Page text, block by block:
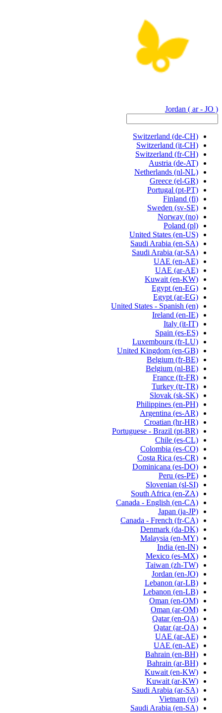
Jordan ( ar - JO )
Switzerland (de-CH)
Switzerland (it-CH)
Switzerland (fr-CH)
Austria (de-AT)
Netherlands (nl-NL)
Greece (el-GR)
Portugal (pt-PT)
Finland (fi)
Sweden (sv-SE)
Norway (no)
Poland (pl)
United States (en-US)
Saudi Arabia (en-SA)
Saudi Arabia (ar-SA)
UAE (en-AE)
UAE (ar-AE)
Kuwait (en-KW)
Egypt (en-EG)
Egypt (ar-EG)
United States - Spanish (en)
Ireland (en-IE)
Italy (it-IT)
Spain (es-ES)
Luxembourg (fr-LU)
United Kingdom (en-GB)
Belgium (fr-BE)
Belgium (nl-BE)
France (fr-FR)
Turkey (tr-TR)
Slovak (sk-SK)
Philippines (en-PH)
Argentina (es-AR)
Croatian (hr-HR)
Portuguese - Brazil (pt-BR)
Chile (es-CL)
Colombia (es-CO)
Costa Rica (es-CR)
Dominicana (es-DO)
Peru (es-PE)
Slovenian (sl-SI)
South Africa (en-ZA)
Canada - English (en-CA)
Japan (ja-JP)
Canada - French (fr-CA)
Denmark (da-DK)
Malaysia (en-MY)
India (en-IN)
Mexico (es-MX)
Taiwan (zh-TW)
Jordan (en-JO)
Lebanon (ar-LB)
Lebanon (en-LB)
Oman (en-OM)
Oman (ar-OM)
Qatar (en-QA)
Qatar (ar-QA)
UAE (ar-AE)
UAE (en-AE)
Bahrain (en-BH)
Bahrain (ar-BH)
Kuwait (en-KW)
Kuwait (ar-KW)
Saudi Arabia (ar-SA)
Vietnam (vi)
Saudi Arabia (en-SA)